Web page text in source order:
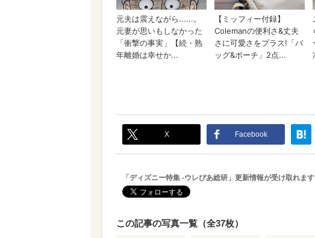
X Facebook
「ディズニー特集 -ウレぴあ総研」更新情報が受け取れます
この記事の写真一覧（全37枚）